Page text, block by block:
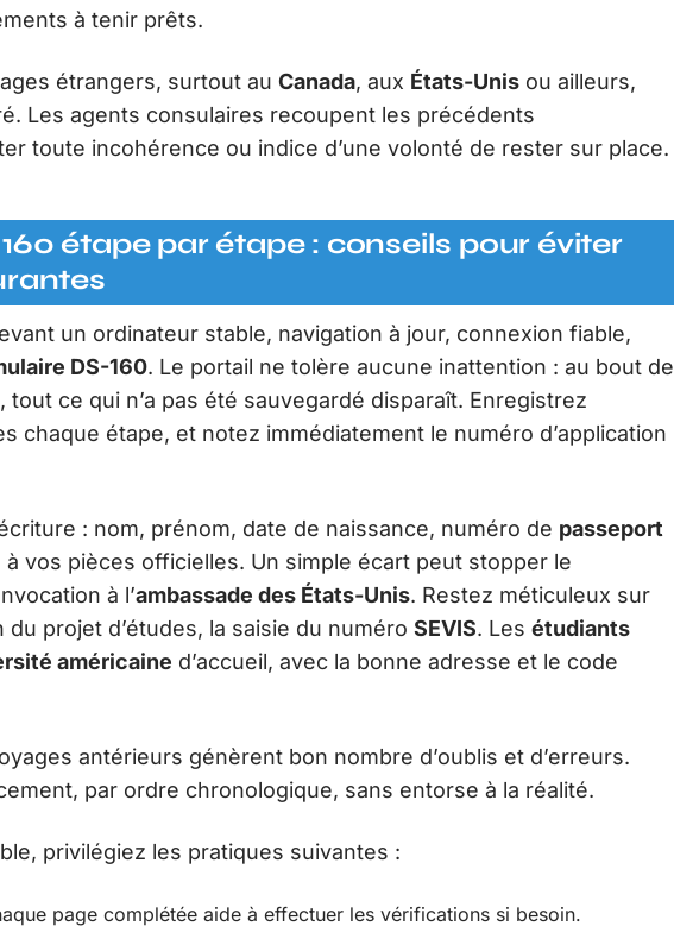
à tenir prêts.
étrangers, surtout au Canada, aux États-Unis ou ailleurs,
Les agents consulaires recoupent les précédents
toute incohérence ou indice d’une volonté de rester sur place.
étape par étape : conseils pour éviter
un ordinateur stable, navigation à jour, connexion fiable,
DS-160. Le portail ne tolère aucune inattention : au bout de
tout ce qui n’a pas été sauvegardé disparaît. Enregistrez
chaque étape, et notez immédiatement le numéro d’application
: nom, prénom, date de naissance, numéro de passeport
vos pièces officielles. Un simple écart peut stopper le
à l’ambassade des États-Unis. Restez méticuleux sur
du projet d’études, la saisie du numéro SEVIS. Les étudiants
américaine d’accueil, avec la bonne adresse et le code
antérieurs génèrent bon nombre d’oublis et d’erreurs.
par ordre chronologique, sans entorse à la réalité.
privilégiez les pratiques suivantes :
page complétée aide à effectuer les vérifications si besoin.